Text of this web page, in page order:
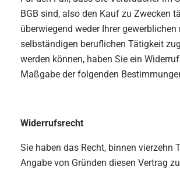
BGB sind, also den Kauf zu Zwecken
überwiegend weder Ihrer gewerblichen
selbständigen beruflichen Tätigkeit
werden können, haben Sie ein
Maßgabe der folgenden
Widerrufsrecht
Sie haben das Recht, binnen vierzehn
Angabe von Gründen diesen Vertrag